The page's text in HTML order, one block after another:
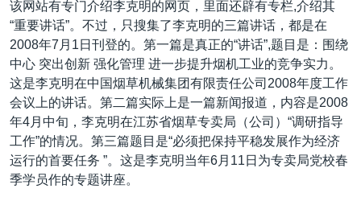
该网站有专门介绍李克明的网页，里面还辟有专栏,介绍其
“重要讲话”。不过，只搜集了李克明的三篇讲话，都是在
2008年7月1日刊登的。第一篇是真正的“讲话”,题目是：围绕
中心 突出创新 强化管理 进一步提升烟机工业的竞争实力。
这是李克明在中国烟草机械集团有限责任公司2008年度工作
会议上的讲话。第二篇实际上是一篇新闻报道，内容是2008
年4月中旬，李克明在江苏省烟草专卖局（公司）“调研指导
工作”的情况。第三篇题目是“必须把保持平稳发展作为经济
运行的首要任务 ”。这是李克明当年6月11日为专卖局党校春
季学员作的专题讲座。